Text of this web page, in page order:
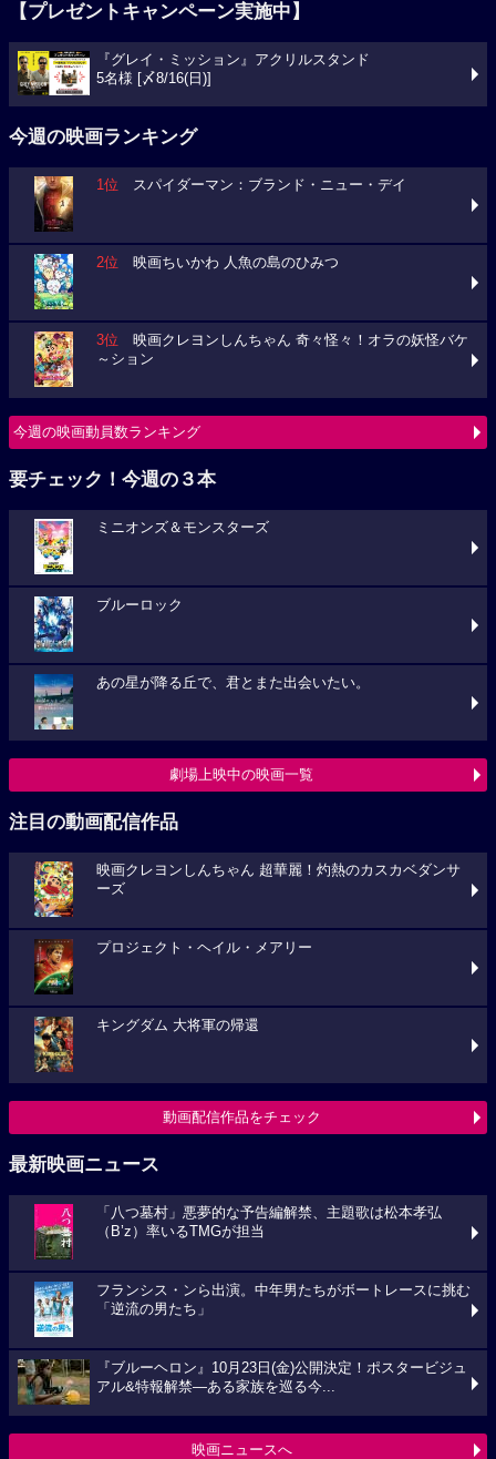
【プレゼントキャンペーン実施中】
『グレイ・ミッション』アクリルスタンド
5名様 [〆8/16(日)]
今週の映画ランキング
1位 スパイダーマン：ブランド・ニュー・デイ
2位 映画ちいかわ 人魚の島のひみつ
3位 映画クレヨンしんちゃん 奇々怪々！オラの妖怪バケ
～ション
今週の映画動員数ランキング
要チェック！今週の３本
ミニオンズ＆モンスターズ
ブルーロック
あの星が降る丘で、君とまた出会いたい。
劇場上映中の映画一覧
注目の動画配信作品
映画クレヨンしんちゃん 超華麗！灼熱のカスカベダンサ
ーズ
プロジェクト・ヘイル・メアリー
キングダム 大将軍の帰還
動画配信作品をチェック
最新映画ニュース
「八つ墓村」悪夢的な予告編解禁、主題歌は松本孝弘
（B’z）率いるTMGが担当
フランシス・ンら出演。中年男たちがボートレースに挑む
「逆流の男たち」
『ブルーヘロン』10月23日(金)公開決定！ポスタービジュ
アル&特報解禁―ある家族を巡る今...
映画ニュースへ